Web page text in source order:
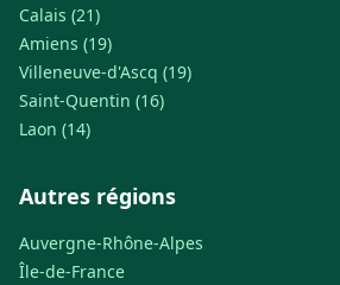
Calais (21)
Amiens (19)
Villeneuve-d'Ascq (19)
Saint-Quentin (16)
Laon (14)
Autres régions
Auvergne-Rhône-Alpes
Île-de-France